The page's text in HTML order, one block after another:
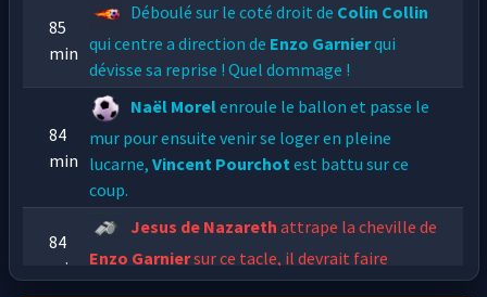
85
min
Déboulé sur le coté droit de Colin Collin
qui centre a direction de Enzo Garnierqui
dévisse sa reprise ! Quel dommage !
84
min
Naël Morelenroule le ballon et passe le
mur pour ensuite venir se loger en pleine
lucarne,Vincent Pourchot est battu sur ce
coup.
84
min
Jesus de Nazareth attrape la cheville de
Enzo Garniersur ce tacle, il devrait faire
attention. L'arbitre siffle faute.